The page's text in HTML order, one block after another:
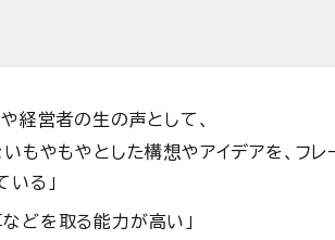
経営者の生の声として、
もやもやとした構想やアイデアを、フレ
る」
どを取る能力が高い」